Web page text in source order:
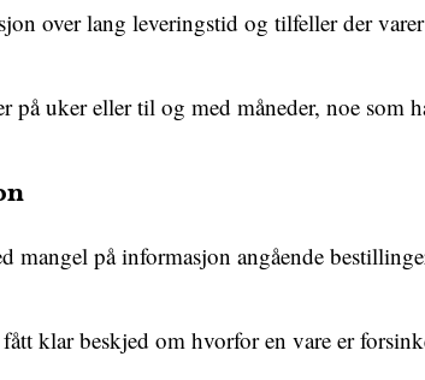
over lang leveringstid og tilfeller der
på uker eller til og med måneder, noe som
mangel på informasjon angående
klar beskjed om hvorfor en vare er